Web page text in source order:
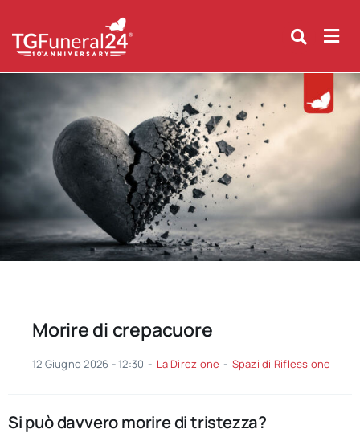
content
Morire di crepacuore
12 Giugno 2026 - 12:30 - La Direzione - Spazi di Riflessione
Si può davvero morire di tristezza?